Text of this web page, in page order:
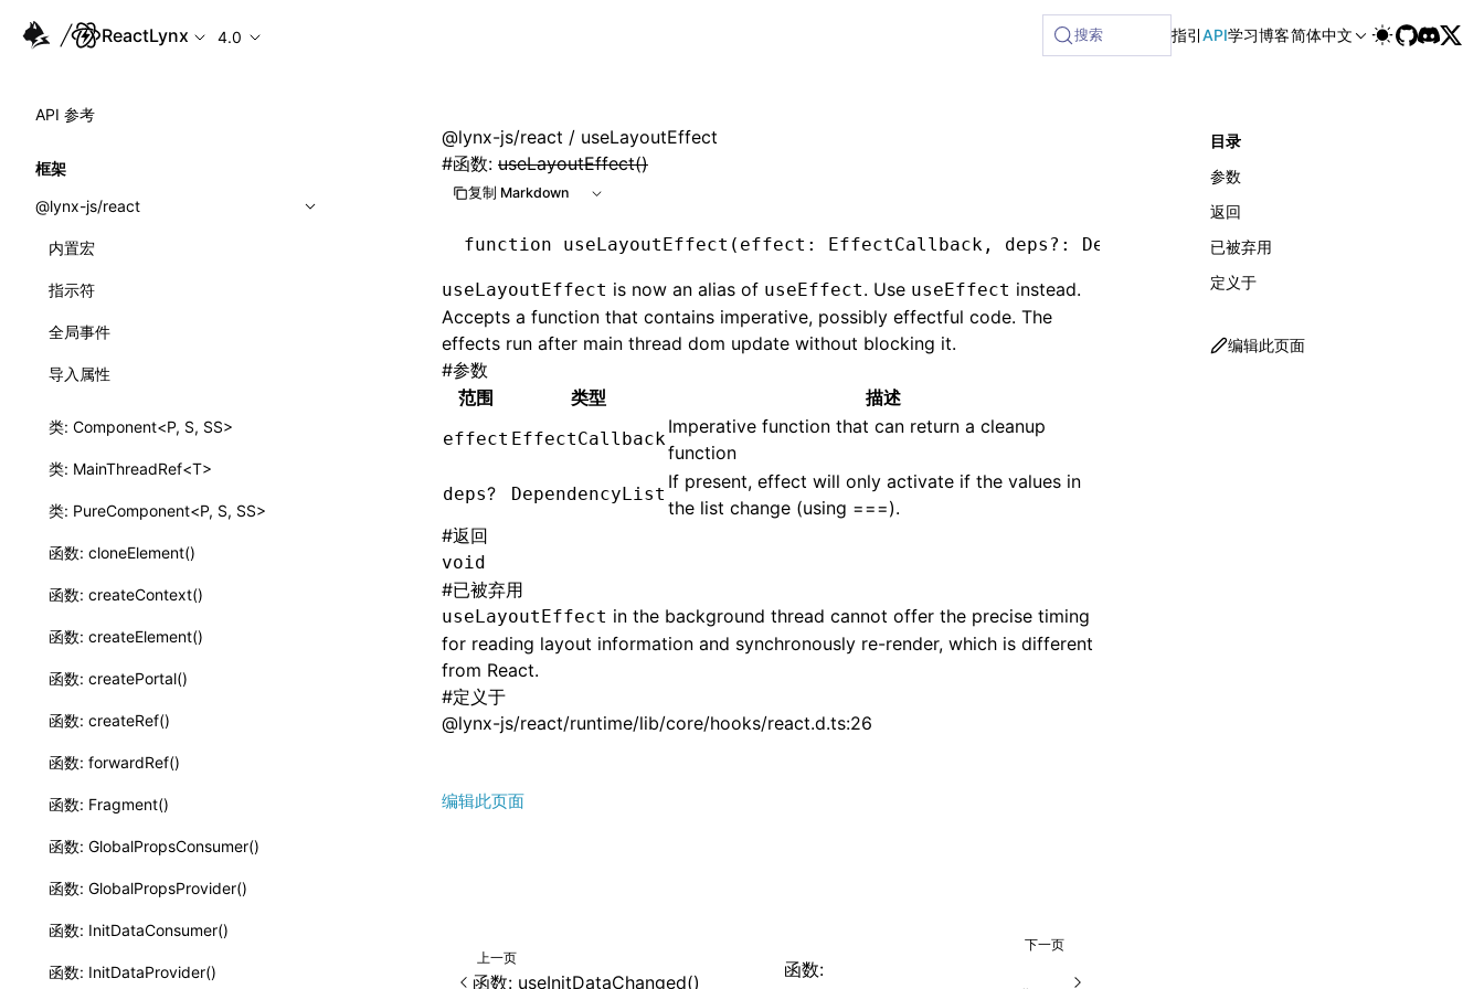
ReactLynx 4.0 搜索 指引API学习博客简体中文
API 参考
框架
@lynx-js/react
内置宏
指示符
全局事件
导入属性
类: Component<P, S, SS>
类: MainThreadRef<T>
类: PureComponent<P, S, SS>
函数: cloneElement()
函数: createContext()
函数: createElement()
函数: createPortal()
函数: createRef()
函数: forwardRef()
函数: Fragment()
函数: GlobalPropsConsumer()
函数: GlobalPropsProvider()
函数: InitDataConsumer()
函数: InitDataProvider()
@lynx-js/react / useLayoutEffect
#函数: useLayoutEffect()
复制 Markdown
function useLayoutEffect (effect : EffectCallback , deps ?: DependencyList): void
useLayoutEffect is now an alias of useEffect. Use useEffect instead.
Accepts a function that contains imperative, possibly effectful code. The
effects run after main thread dom update without blocking it.
#参数
范围
类型 描述
effect EffectCallback
Imperative function that can return a cleanup
function
deps? DependencyList
If present, effect will only activate if the values in
the list change (using ===).
#返回
void
#已被弃用
useLayoutEffect in the background thread cannot offer the precise timing
for reading layout information and synchronously re-render, which is different
from React.
#定义于
@lynx-js/react/runtime/lib/core/hooks/react.d.ts:26
编辑此页面
上一页
函数: useInitDataChanged()
下一页
函数:
目录
参数
返回
已被弃用
定义于
编辑此页面